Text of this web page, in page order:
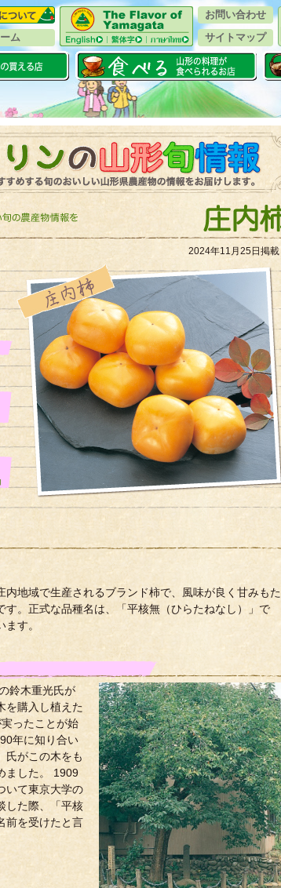
ム
お問い合わせ
サイトマップ
2024年11月25日掲載
内地域で生産されるブランド柿で、風味が良く甘みもた
す。正式な品種名は、「平核無（ひらたねなし）」で
す。
鈴木重光氏が
を購入し植えた
ったことが始
年に知り合い
氏がこの木をも
ました。 1909
いて東京大学の
した際、「平核
前を受けたと言